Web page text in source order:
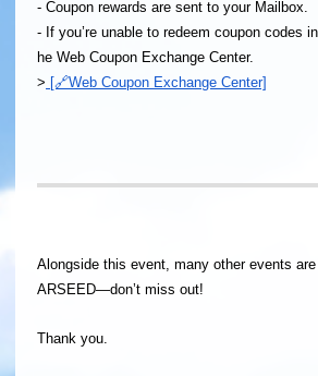
- Coupon rewards are sent to your Mailbox.
- If you’re unable to redeem coupon codes
he Web Coupon Exchange Center.
> [🔗Web Coupon Exchange Center]
Alongside this event, many other events
ARSEED—don’t miss out!
Thank you.